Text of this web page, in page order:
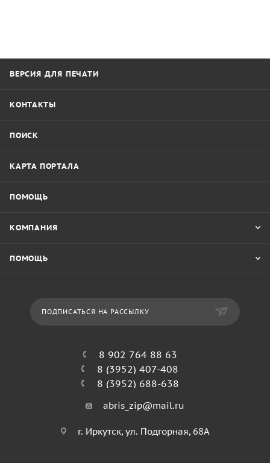
ВЕРСИЯ ДЛЯ ПЕЧАТИ
КОНТАКТЫ
ПОИСК
КАРТА ПОРТАЛА
ПОМОЩЬ
КОМПАНИЯ
ПОМОЩЬ
ПОДПИСАТЬСЯ НА РАССЫЛКУ
8 902 764 88 63
8 (3952) 407-408
8 (3952) 688-638
abris_zip@mail.ru
г. Иркутск, ул. Подгорная, 68А